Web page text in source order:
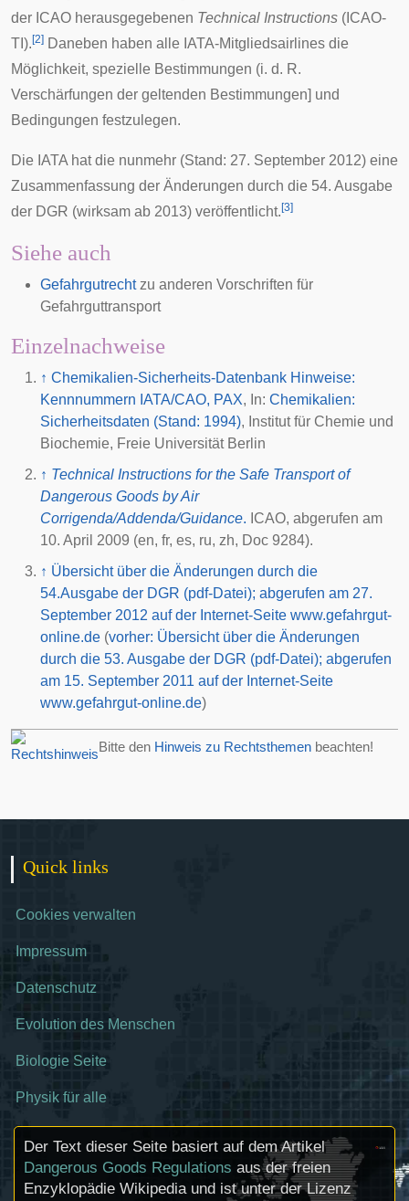
der ICAO herausgegebenen Technical Instructions ( ICAO-
TI ). [2] Daneben haben alle IATA-Mitgliedsairlines die
Möglichkeit, spezielle Bestimmungen (i. d. R.
Verschärfungen der geltenden Bestimmungen] und
Bedingungen festzulegen.
Die IATA hat die nunmehr (Stand: 27. September 2012) eine
Zusammenfassung der Änderungen durch die 54. Ausgabe
der DGR (wirksam ab 2013) veröffentlicht. [3]
Siehe auch
Gefahrgutrechtzu anderen Vorschriften für
Gefahrguttransport
Einzelnachweise
↑ Chemikalien-Sicherheits-Datenbank Hinweise:
Kennnummern IATA/CAO, PAX, In: Chemikalien:
Sicherheitsdaten (Stand: 1994), Institut für Chemie und
Biochemie, Freie Universität Berlin
↑ Technical Instructions for the Safe Transport of
Dangerous Goods by Air
Corrigenda/Addenda/Guidance. ICAO, abgerufen am
10. April 2009 (en, fr, es, ru, zh, Doc 9284).
↑ Übersicht über die Änderungen durch die
54.Ausgabe der DGR (pdf-Datei); abgerufen am 27.
September 2012 auf der Internet-Seite www.gefahrgut-
online.de (vorher: Übersicht über die Änderungen
durch die 53. Ausgabe der DGR (pdf-Datei); abgerufen
am 15. September 2011 auf der Internet-Seite
www.gefahrgut-online.de)
Bitte den Hinweis zu Rechtsthemen beachten!
Quick links
Cookies verwalten
Impressum
Datenschutz
Evolution des Menschen
Biologie Seite
Physik für alle
Der Text dieser Seite basiert auf dem Artikel
Dangerous Goods Regulations aus der freien
Enzyklopädie Wikipedia und ist unter der Lizenz